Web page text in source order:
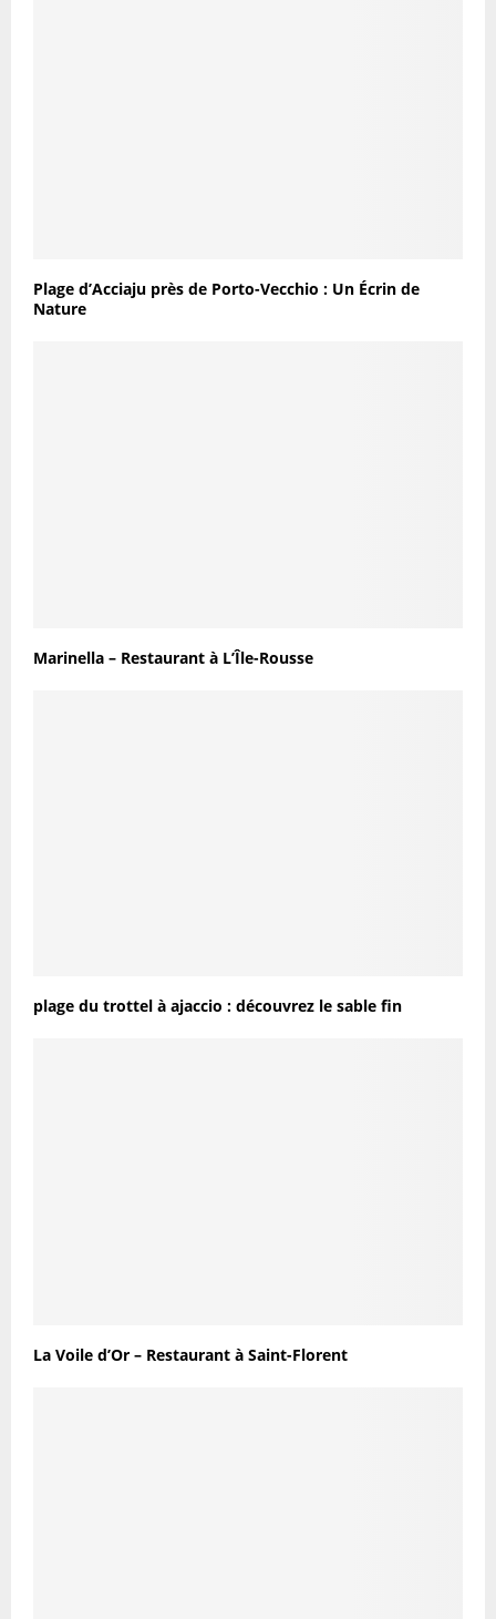
Plage d’Acciaju près de Porto-Vecchio : Un Écrin de
Nature
Marinella – Restaurant à L’Île-Rousse
plage du trottel à ajaccio : découvrez le sable fin
La Voile d’Or – Restaurant à Saint-Florent